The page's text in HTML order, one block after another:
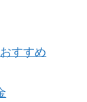
おすすめ